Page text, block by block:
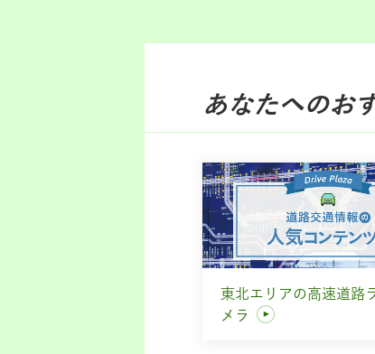
あなたへのお
東北エリアの高速道路
メラ